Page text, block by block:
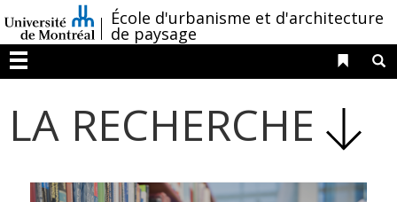
au
contenu
/École d'urbanisme et d'architecture
de paysage
Menu
Liens
LA RECHERCHE